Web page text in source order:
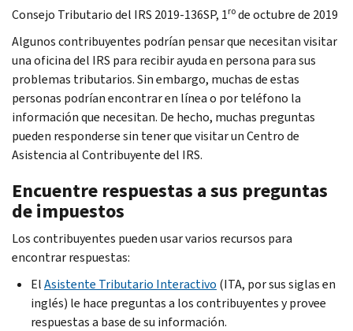
Consejo Tributario del IRS 2019-136SP, 1rode octubre de 2019
Algunos contribuyentes podrían pensar que necesitan visitar
una oficina del IRS para recibir ayuda en persona para sus
problemas tributarios. Sin embargo, muchas de estas
personas podrían encontrar en línea o por teléfono la
información que necesitan. De hecho, muchas preguntas
pueden responderse sin tener que visitar un Centro de
Asistencia al Contribuyente del IRS.
Encuentre respuestas a sus preguntas
de impuestos
Los contribuyentes pueden usar varios recursos para
encontrar respuestas:
ElAsistente Tributario Interactivo (ITA, por sus siglas en
inglés) le hace preguntas a los contribuyentes y provee
respuestas a base de su información.